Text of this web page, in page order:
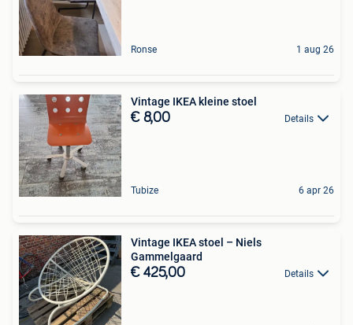
Ronse 1 aug 26
Vintage IKEA kleine stoel
€ 8,00 Details
Tubize 6 apr 26
Vintage IKEA stoel – Niels
Gammelgaard
€ 425,00 Details